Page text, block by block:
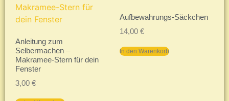
Anleitung zum
Selbermachen –
Makramee-Stern für dein
Fenster
3,00 €
Aufbewahrungs-Säckchen
14,00 €
In den Warenkorb